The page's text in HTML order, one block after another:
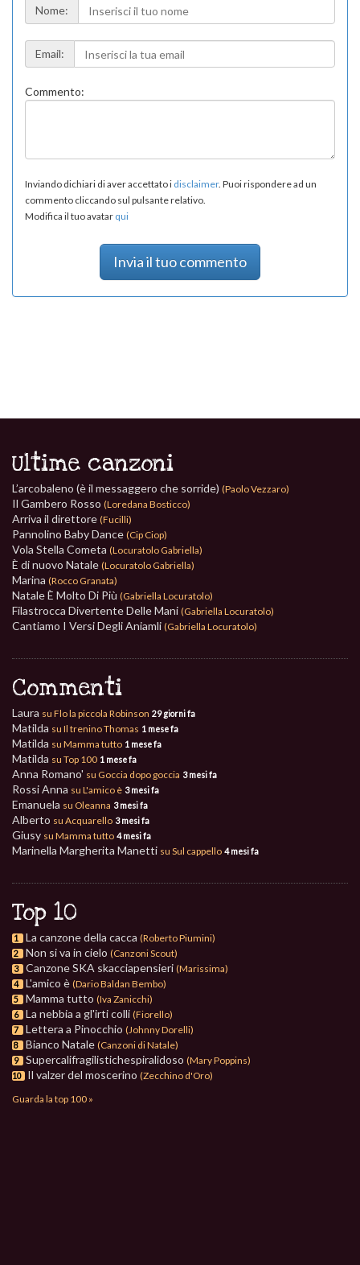
Nome:
Email:
Commento:
Inviando dichiari di aver accettato i disclaimer. Puoi rispondere ad un
commento cliccando sul pulsante relativo.
Modifica il tuo avatar qui
Invia il tuo commento
Ultime canzoni
L’arcobaleno (è il messaggero che sorride) (Paolo Vezzaro)
Il Gambero Rosso (Loredana Bosticco)
Arriva il direttore (Fucilli)
Pannolino Baby Dance (Cip Ciop)
Vola Stella Cometa (Locuratolo Gabriella)
È di nuovo Natale (Locuratolo Gabriella)
Marina (Rocco Granata)
Natale È Molto Di Più (Gabriella Locuratolo)
Filastrocca Divertente Delle Mani (Gabriella Locuratolo)
Cantiamo I Versi Degli Aniamli (Gabriella Locuratolo)
Commenti
Laura su Flo la piccola Robinson 29 giorni fa
Matilda su Il trenino Thomas 1 mese fa
Matilda su Mamma tutto 1 mese fa
Matilda su Top 100 1 mese fa
Anna Romano' su Goccia dopo goccia 3 mesi fa
Rossi Anna su L'amico è 3 mesi fa
Emanuela su Oleanna 3 mesi fa
Alberto su Acquarello 3 mesi fa
Giusy su Mamma tutto 4 mesi fa
Marinella Margherita Manetti su Sul cappello 4 mesi fa
Top 10
1 La canzone della cacca (Roberto Piumini)
2 Non si va in cielo (Canzoni Scout)
3 Canzone SKA skacciapensieri (Marissima)
4 L'amico è (Dario Baldan Bembo)
5 Mamma tutto (Iva Zanicchi)
6 La nebbia a gl'irti colli (Fiorello)
7 Lettera a Pinocchio (Johnny Dorelli)
8 Bianco Natale (Canzoni di Natale)
9 Supercalifragilistichespiralidoso (Mary Poppins)
10 Il valzer del moscerino (Zecchino d'Oro)
Guarda la top 100 »